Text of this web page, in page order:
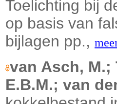
Toelichting bij
op basis van
bijlagen pp.,
van Asch,
E.B.M.; van